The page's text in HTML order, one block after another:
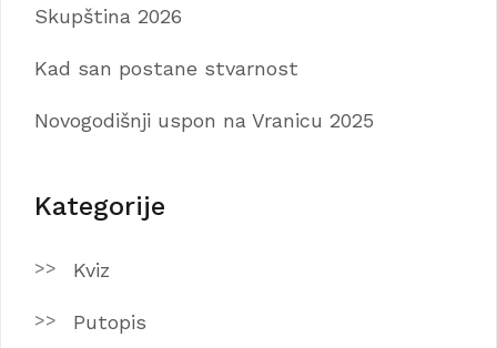
Skupština 2026
Kad san postane stvarnost
Novogodišnji uspon na Vranicu 2025
Kategorije
Kviz
Putopis